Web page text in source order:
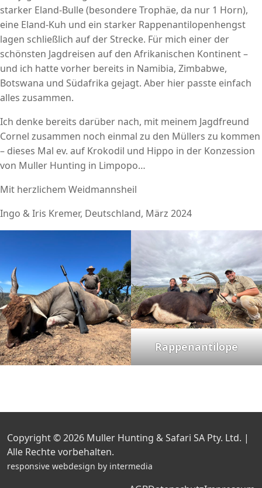
starker Eland-Bulle (besondere Trophäe, da nur 1 Horn),
eine Eland-Kuh und ein starker Rappenantilopenhengst
lagen schließlich auf der Strecke. Für mich einer der
schönsten Jagdreisen auf den Afrikanischen Kontinent –
und ich hatte vorher bereits in Namibia, Zimbabwe,
Botswana und Südafrika gejagt. Aber hier passte einfach
alles zusammen.
Ich denke bereits darüber nach, mit meinem Jagdfreund
Cornel zusammen noch einmal zu den Müllers zu kommen
– dieses Mal ev. auf Krokodil und Hippo in der Konzession
von Muller Hunting in Limpopo…
Mit herzlichem Weidmannsheil
Ingo & Iris Kremer, Deutschland, März 2024
Rappenantilope
Copyright © 2026 Muller Hunting & Safari SA Pty. Ltd. |
Alle Rechte vorbehalten.
responsive webdesign by intermedia